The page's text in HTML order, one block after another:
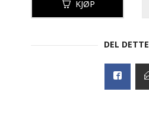
KJØP
DEL DETTE